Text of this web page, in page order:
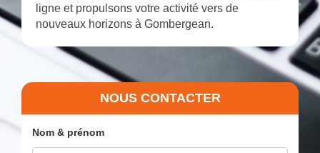
ligne et propulsons votre activité vers de
nouveaux horizons à Gombergean.
NOUS CONTACTER
Nom & prénom